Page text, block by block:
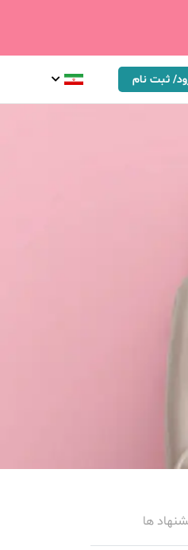
ثبت نام
ها